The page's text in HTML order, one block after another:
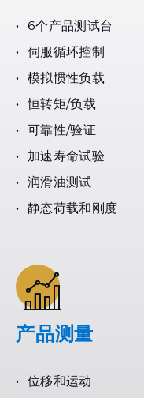
6个产品测试台
伺服循环控制
模拟惯性负载
恒转矩/负载
可靠性/验证
加速寿命试验
润滑油测试
静态荷载和刚度
产品测量
位移和运动